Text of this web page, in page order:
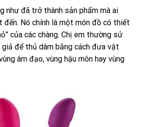
như đã trở thành sản phẩm mà ai
đến. Nó chính là một món đồ có thiết
của các chàng. Chị em thường sử
để thủ dâm bằng cách đưa vật
âm đạo, vùng hậu môn hay vùng